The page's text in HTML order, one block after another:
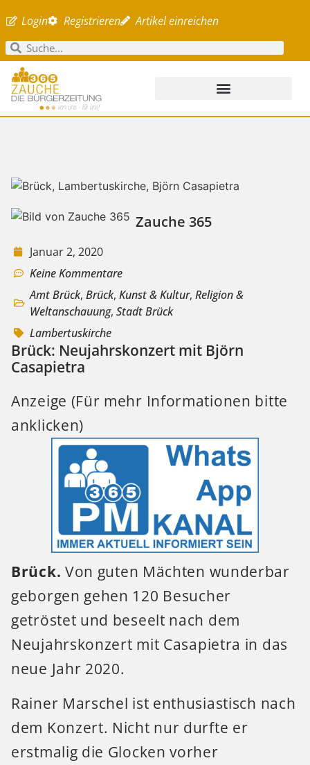
Login Registrieren Artikel einreichen
Zauche 365
Januar 2, 2020
Keine Kommentare
Amt Brück, Brück, Kunst & Kultur, Religion &
Weltanschauung, Stadt Brück
Lambertuskirche
Brück: Neujahrskonzert mit Björn
Casapietra
Anzeige (Für mehr Informationen bitte
anklicken)
Brück. Von guten Mächten wunderbar
geborgen gehen 120 Besucher
getröstet und beseelt nach dem
Neujahrskonzert mit Casapietra in das
neue Jahr 2020.
Rainer Marschel ist enthusiastisch nach
dem Konzert. Nicht nur durfte er
erstmalig die Glocken vorher